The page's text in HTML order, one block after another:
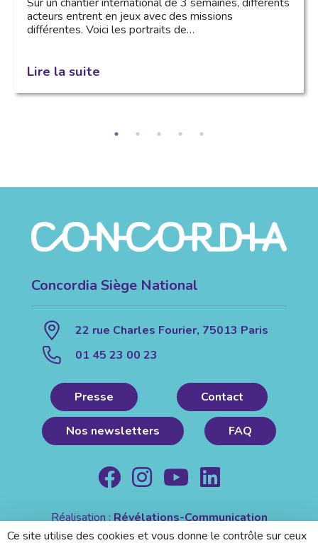
acteurs entrent en jeux avec des missions
différentes. Voici les portraits de…
Lire la suite
Concordia Siège National
22 rue Charles Fourier, 75013 Paris
01 45 23 00 23
Presse Contact
Nos newsletters FAQ
Réalisation :Révélations-Communication
Mentions légales| Politique de confidentialité
Ce site utilise des cookies et vous donne le contrôle sur ceux